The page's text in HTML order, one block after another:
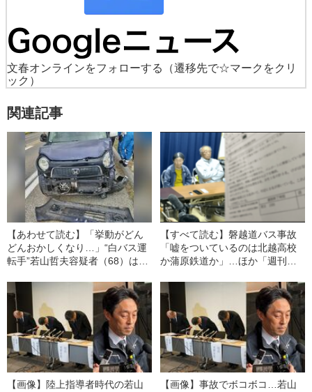
文春オンラインをフォローする
（遷移先で☆マークをクリ
ック）
関連記事
【あわせて読む】「挙動がどん
どんおかしくなり…」“白バス運
転手”若山哲夫容疑者（68）は直
【すべて読む】磐越道バス事故
「嘘をついているのは北越高校
か蒲原鉄道か」…ほか「週刊文
裏側
【画像】陸上指導者時代の若山
【画像】事故でボコボコ…若山